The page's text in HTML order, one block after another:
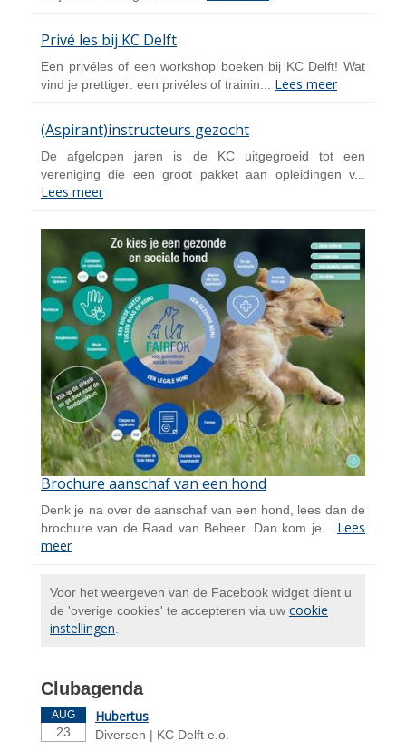
Privé les bij KC Delft
Een privéles of een workshop boeken bij KC Delft! Wat
vind je prettiger: een privéles of trainin... Lees meer
(Aspirant)instructeurs gezocht
De afgelopen jaren is de KC uitgegroeid tot een
vereniging die een groot pakket aan opleidingen v...
Lees meer
Brochure aanschaf van een hond
Denk je na over de aanschaf van een hond, lees dan de
brochure van de Raad van Beheer. Dan kom je... Lees
meer
Voor het weergeven van de Facebook widget dient u
de 'overige cookies' te accepteren via uw cookie
instellingen
Clubagenda
AUG
23
Hubertus
Diversen | KC Delft e.o.